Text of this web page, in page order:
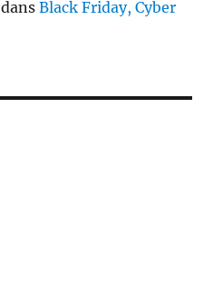
dansBlack Friday, Cyber